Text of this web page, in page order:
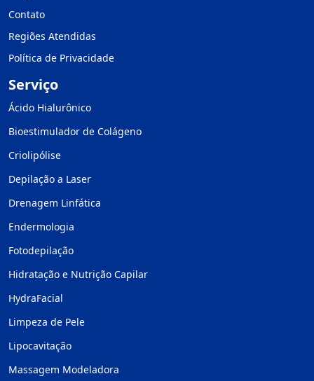
Contato
Regiões Atendidas
Política de Privacidade
Serviço
Ácido Hialurônico
Bioestimulador de Colágeno
Criolipólise
Depilação a Laser
Drenagem Linfática
Endermologia
Fotodepilação
Hidratação e Nutrição Capilar
HydraFacial
Limpeza de Pele
Lipocavitação
Massagem Modeladora